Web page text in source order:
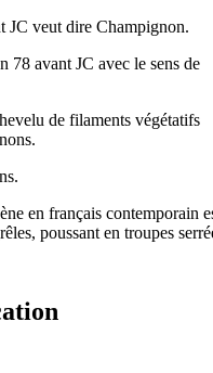
JC veut dire Champignon.
78 avant JC avec le sens de
de filaments végétatifs
en français contemporain
poussant en troupes